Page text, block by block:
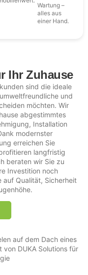
Wartung –
alles aus
einer Hand.
Ihr Zuhause
sind die ideale
und
möchten. Wir
abgestimmtes
Installation
modernster
erreichen Sie
langfristig
beraten wir Sie zu
Investition noch
auf Qualität, Sicherheit